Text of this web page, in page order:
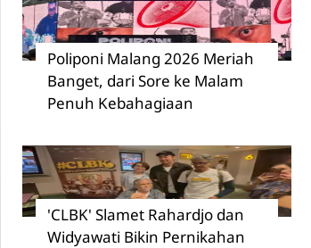
Poliponi Malang 2026 Meriah
Banget, dari Sore ke Malam
Penuh Kebahagiaan
'CLBK' Slamet Rahardjo dan
Widyawati Bikin Pernikahan